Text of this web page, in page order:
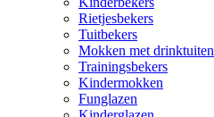
Rietjesbekers
Tuitbekers
Mokken met drinktuiten
Trainingsbekers
Kindermokken
Funglazen